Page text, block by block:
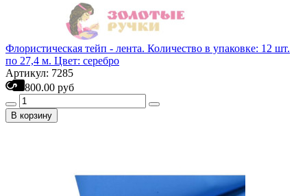
Флористическая тейп - лента. Количество в упаковке: 12 шт.
по 27,4 м. Цвет: серебро
Артикул: 7285
800.00 руб
В корзину